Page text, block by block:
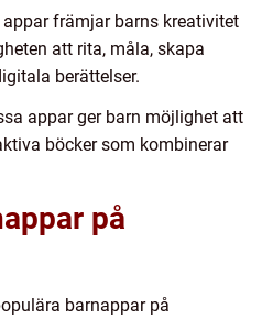
främjar barns kreativitet
att rita, måla, skapa
berättelser.
appar ger barn möjlighet att
böcker som kombinerar
på
barnappar på